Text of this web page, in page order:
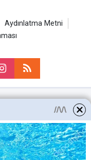
Aydınlatma Metni